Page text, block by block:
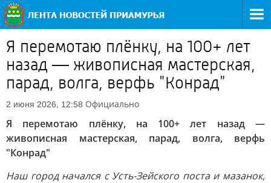
Я перемотаю плёнку, на 100+ лет
назад — живописная мастерская,
парад, волга, верфь "Конрад"
2 июня 2026, 12:58 Официально
Я перемотаю плёнку, на 100+ лет назад —
живописная мастерская, парад, волга, верфь
"Конрад"
Наш город начался с Усть-Зейского поста и мазанок,